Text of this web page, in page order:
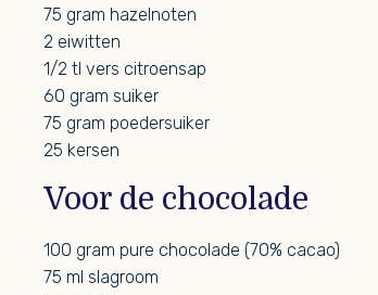
75 gram hazelnoten
2 eiwitten
1/2 tl vers citroensap
60 gram suiker
75 gram poedersuiker
25 kersen
Voor de chocolade
100 gram pure chocolade (70% cacao)
75 ml slagroom